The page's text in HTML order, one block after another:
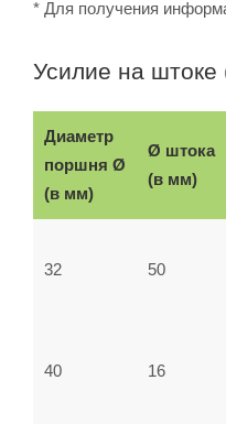
* Для получения
Усилие на штоке
Диаметр
поршня Ø
(в мм)
Ø штока
(в мм)
32 50
40 16